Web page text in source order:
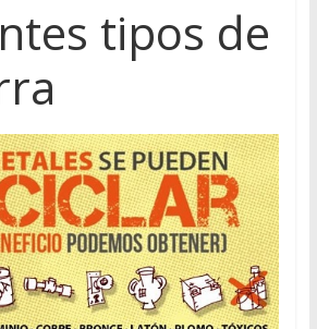
tipos de